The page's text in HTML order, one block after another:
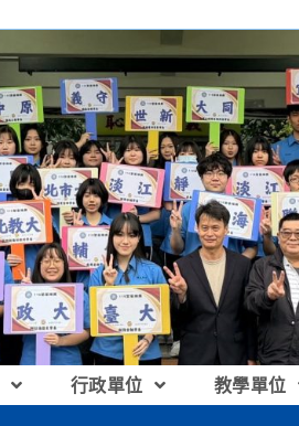
行政單位 教學單位